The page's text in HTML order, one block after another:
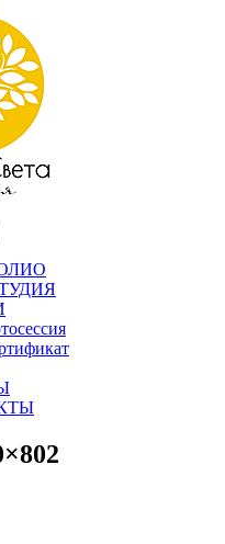
фотограф в Орле
в Орле